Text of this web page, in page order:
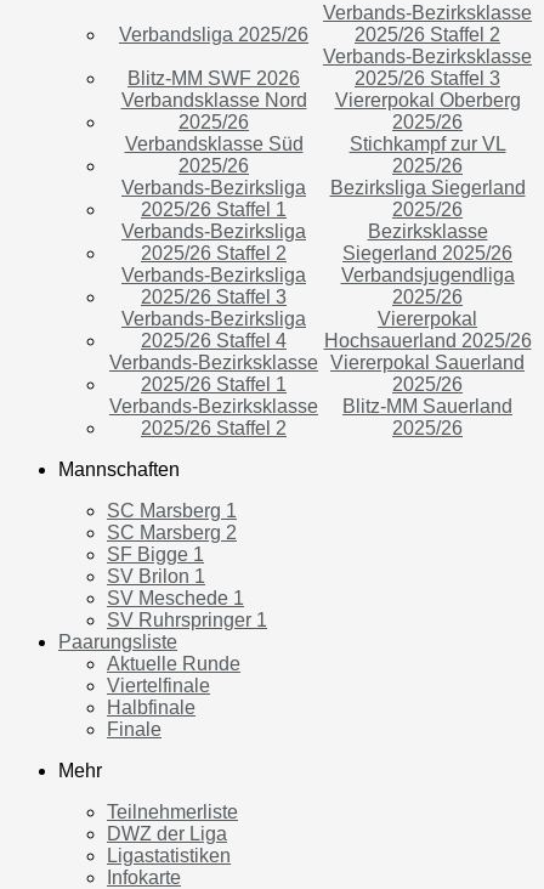
Verbandsliga 2025/26
Verbands-Bezirksklasse
2025/26 Staffel 2
Blitz-MM SWF 2026
Verbands-Bezirksklasse
2025/26 Staffel 3
Verbandsklasse Nord
2025/26
Viererpokal Oberberg
2025/26
Verbandsklasse Süd
2025/26
Stichkampf zur VL
2025/26
Verbands-Bezirksliga
2025/26 Staffel 1
Bezirksliga Siegerland
2025/26
Verbands-Bezirksliga
2025/26 Staffel 2
Bezirksklasse
Siegerland 2025/26
Verbands-Bezirksliga
2025/26 Staffel 3
Verbandsjugendliga
2025/26
Verbands-Bezirksliga
2025/26 Staffel 4
Viererpokal
Hochsauerland 2025/26
Verbands-Bezirksklasse
2025/26 Staffel 1
Viererpokal Sauerland
2025/26
Verbands-Bezirksklasse
2025/26 Staffel 2
Blitz-MM Sauerland
2025/26
Mannschaften
SC Marsberg 1
SC Marsberg 2
SF Bigge 1
SV Brilon 1
SV Meschede 1
SV Ruhrspringer 1
Paarungsliste
Aktuelle Runde
Viertelfinale
Halbfinale
Finale
Mehr
Teilnehmerliste
DWZ der Liga
Ligastatistiken
Infokarte